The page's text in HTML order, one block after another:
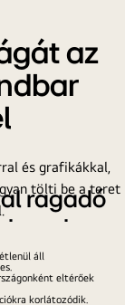
az
ragadó
párosítás,
áll
eltérőek
korlátozódik.